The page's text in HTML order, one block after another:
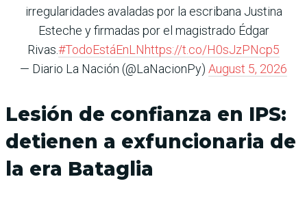
irregularidades avaladas por la escribana Justina
Esteche y firmadas por el magistrado Édgar
Rivas.#TodoEstáEnLNhttps://t.co/H0sJzPNcp5
— Diario La Nación (@LaNacionPy) August 5, 2026
Lesión de confianza en IPS:
detienen a exfuncionaria de
la era Bataglia